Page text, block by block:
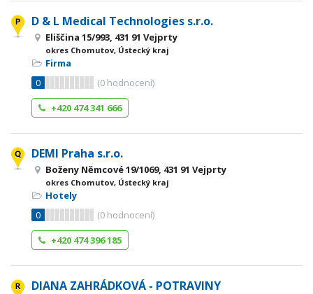
D & L Medical Technologies s.r.o.
Eliščina 15/993, 431 91 Vejprty
okres Chomutov, Ústecký kraj
Firma
0
(0 hodnocení)
+420 474 341 666
DEMI Praha s.r.o.
Boženy Němcové 19/1069, 431 91 Vejprty
okres Chomutov, Ústecký kraj
Hotely
0
(0 hodnocení)
+420 474 396 185
DIANA ZAHRÁDKOVÁ - POTRAVINY